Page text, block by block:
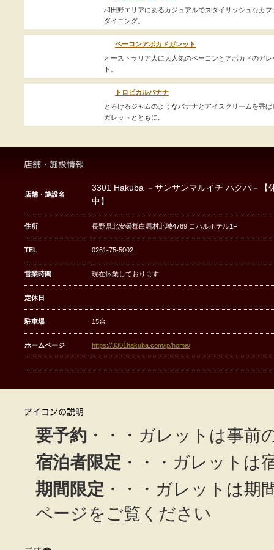
和田野エリアにあるカジュアルでスタイリッシュなカフ
ダイニング。
ベーコンアボカドガレット
オーストラリア人に大人気のベーコンとアボカドのガレ
ト。
トロピカルバナナ
とろけるジャムのようなバナナとアイスクリームを香ば
ガレットとともに。
店舗・施設名
3301 Hakuba －サンサンマルイチ ハクバ－【
中】
住所 長野県北安曇郡白馬村北城4769 コハルホテル1F
TEL 0261-75-5002
営業時間 現在休業しております
定休日
駐車場 15台
ホームページ https://3301hakuba.com/jp/home/
要予約 ・・・ガレットは事前
宿泊者限定 ・・・ガレットは
期間限定 ・・・ガレットは
ページをご覧ください